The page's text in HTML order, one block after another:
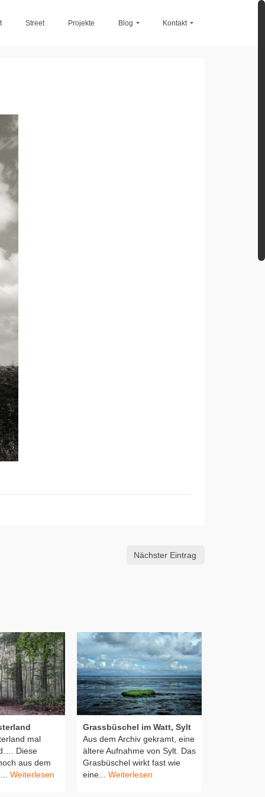
Street Projekte Blog Kontakt
Nächster Eintrag
mal
Diese
aus dem
Weiterlesen
Grassbüschel im Watt, Sylt
Aus dem Archiv gekramt, eine
ältere Aufnahme von Sylt. Das
Grasbüschel wirkt fast wie
eine... Weiterlesen